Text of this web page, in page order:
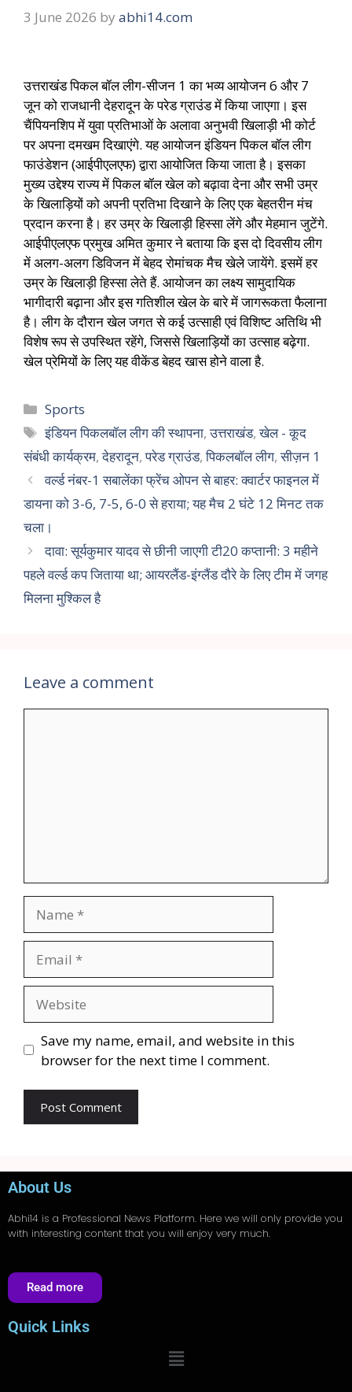
3 June 2026 by abhi14.com
उत्तराखंड पिकल बॉल लीग-सीजन 1 का भव्य आयोजन 6 और 7
जून को राजधानी देहरादून के परेड ग्राउंड में किया जाएगा। इस
चैंपियनशिप में युवा प्रतिभाओं के अलावा अनुभवी खिलाड़ी भी कोर्ट
पर अपना दमखम दिखाएंगे. यह आयोजन इंडियन पिकल बॉल लीग
फाउंडेशन (आईपीएलएफ) द्वारा आयोजित किया जाता है। इसका
मुख्य उद्देश्य राज्य में पिकल बॉल खेल को बढ़ावा देना और सभी उम्र
के खिलाड़ियों को अपनी प्रतिभा दिखाने के लिए एक बेहतरीन मंच
प्रदान करना है। हर उम्र के खिलाड़ी हिस्सा लेंगे और मेहमान जुटेंगे.
आईपीएलएफ प्रमुख अमित कुमार ने बताया कि इस दो दिवसीय लीग
में अलग-अलग डिविजन में बेहद रोमांचक मैच खेले जायेंगे. इसमें हर
उम्र के खिलाड़ी हिस्सा लेते हैं. आयोजन का लक्ष्य सामुदायिक
भागीदारी बढ़ाना और इस गतिशील खेल के बारे में जागरूकता फैलाना
है। लीग के दौरान खेल जगत से कई उत्साही एवं विशिष्ट अतिथि भी
विशेष रूप से उपस्थित रहेंगे, जिससे खिलाड़ियों का उत्साह बढ़ेगा.
खेल प्रेमियों के लिए यह वीकेंड बेहद खास होने वाला है.
Sports
इंडियन पिकलबॉल लीग की स्थापना,उत्तराखंड,खेल - कूद
संबंधी कार्यक्रम,देहरादून,परेड ग्राउंड,पिकलबॉल लीग,सीज़न 1
वर्ल्ड नंबर-1 सबालेंका फ्रेंच ओपन से बाहर: क्वार्टर फाइनल में
डायना को 3-6, 7-5, 6-0 से हराया; यह मैच 2 घंटे 12 मिनट तक
चला।
दावा: सूर्यकुमार यादव से छीनी जाएगी टी20 कप्तानी: 3 महीने
पहले वर्ल्ड कप जिताया था; आयरलैंड-इंग्लैंड दौरे के लिए टीम में जगह
मिलना मुश्किल है
Leave a comment
Save my name, email, and website in this
browser for the next time I comment.
About Us
Abhi14 is a Professional News Platform. Here we will only provide you
with interesting content that you will enjoy very much.
Read more
Quick Links